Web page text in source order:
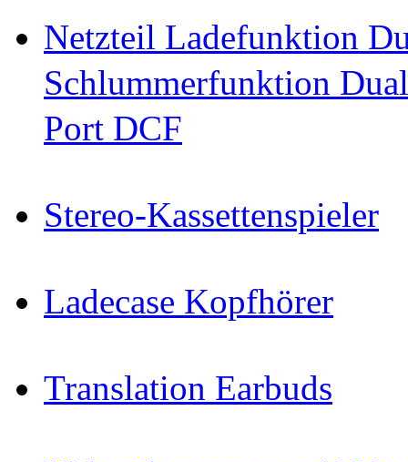
Netzteil Ladefunktion
Schlummerfunktion
Port DCF
Stereo-Kassettenspieler
Ladecase Kopfhörer
Translation Earbuds